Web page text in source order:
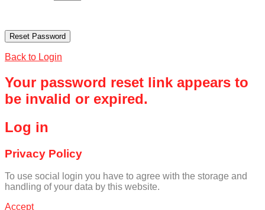
Back to Login
Your password reset link appears to
be invalid or expired.
Log in
Privacy Policy
To use social login you have to agree with the storage and
handling of your data by this website.
Accept